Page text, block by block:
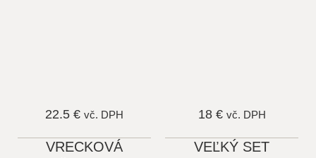
22.5 € vč. DPH 18 € vč. DPH
VRECKOVÁ
VEĽKÝ SET